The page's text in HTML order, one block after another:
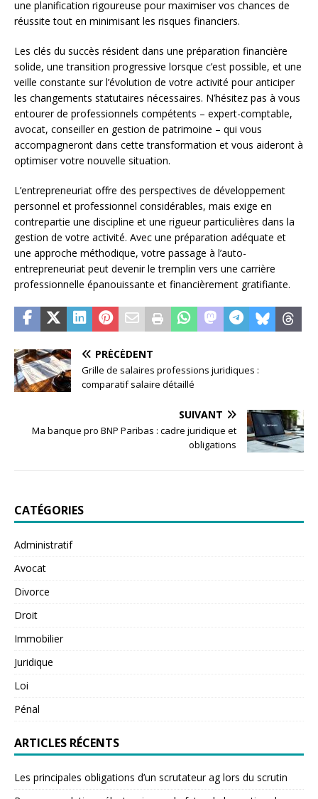
une planification rigoureuse pour maximiser vos chances de
réussite tout en minimisant les risques financiers.
Les clés du succès résident dans une préparation financière
solide, une transition progressive lorsque c’est possible, et une
veille constante sur l’évolution de votre activité pour anticiper
les changements statutaires nécessaires. N’hésitez pas à vous
entourer de professionnels compétents – expert-comptable,
avocat, conseiller en gestion de patrimoine – qui vous
accompagneront dans cette transformation et vous aideront à
optimiser votre nouvelle situation.
L’entrepreneuriat offre des perspectives de développement
personnel et professionnel considérables, mais exige en
contrepartie une discipline et une rigueur particulières dans la
gestion de votre activité. Avec une préparation adéquate et
une approche méthodique, votre passage à l’auto-
entrepreneuriat peut devenir le tremplin vers une carrière
professionnelle épanouissante et financièrement gratifiante.
PRÉCÉDENT
Grille de salaires professions juridiques :
comparatif salaire détaillé
SUIVANT
Ma banque pro BNP Paribas : cadre juridique et
obligations
CATÉGORIES
Administratif
Avocat
Divorce
Droit
Immobilier
Juridique
Loi
Pénal
ARTICLES RÉCENTS
Les principales obligations d’un scrutateur ag lors du scrutin